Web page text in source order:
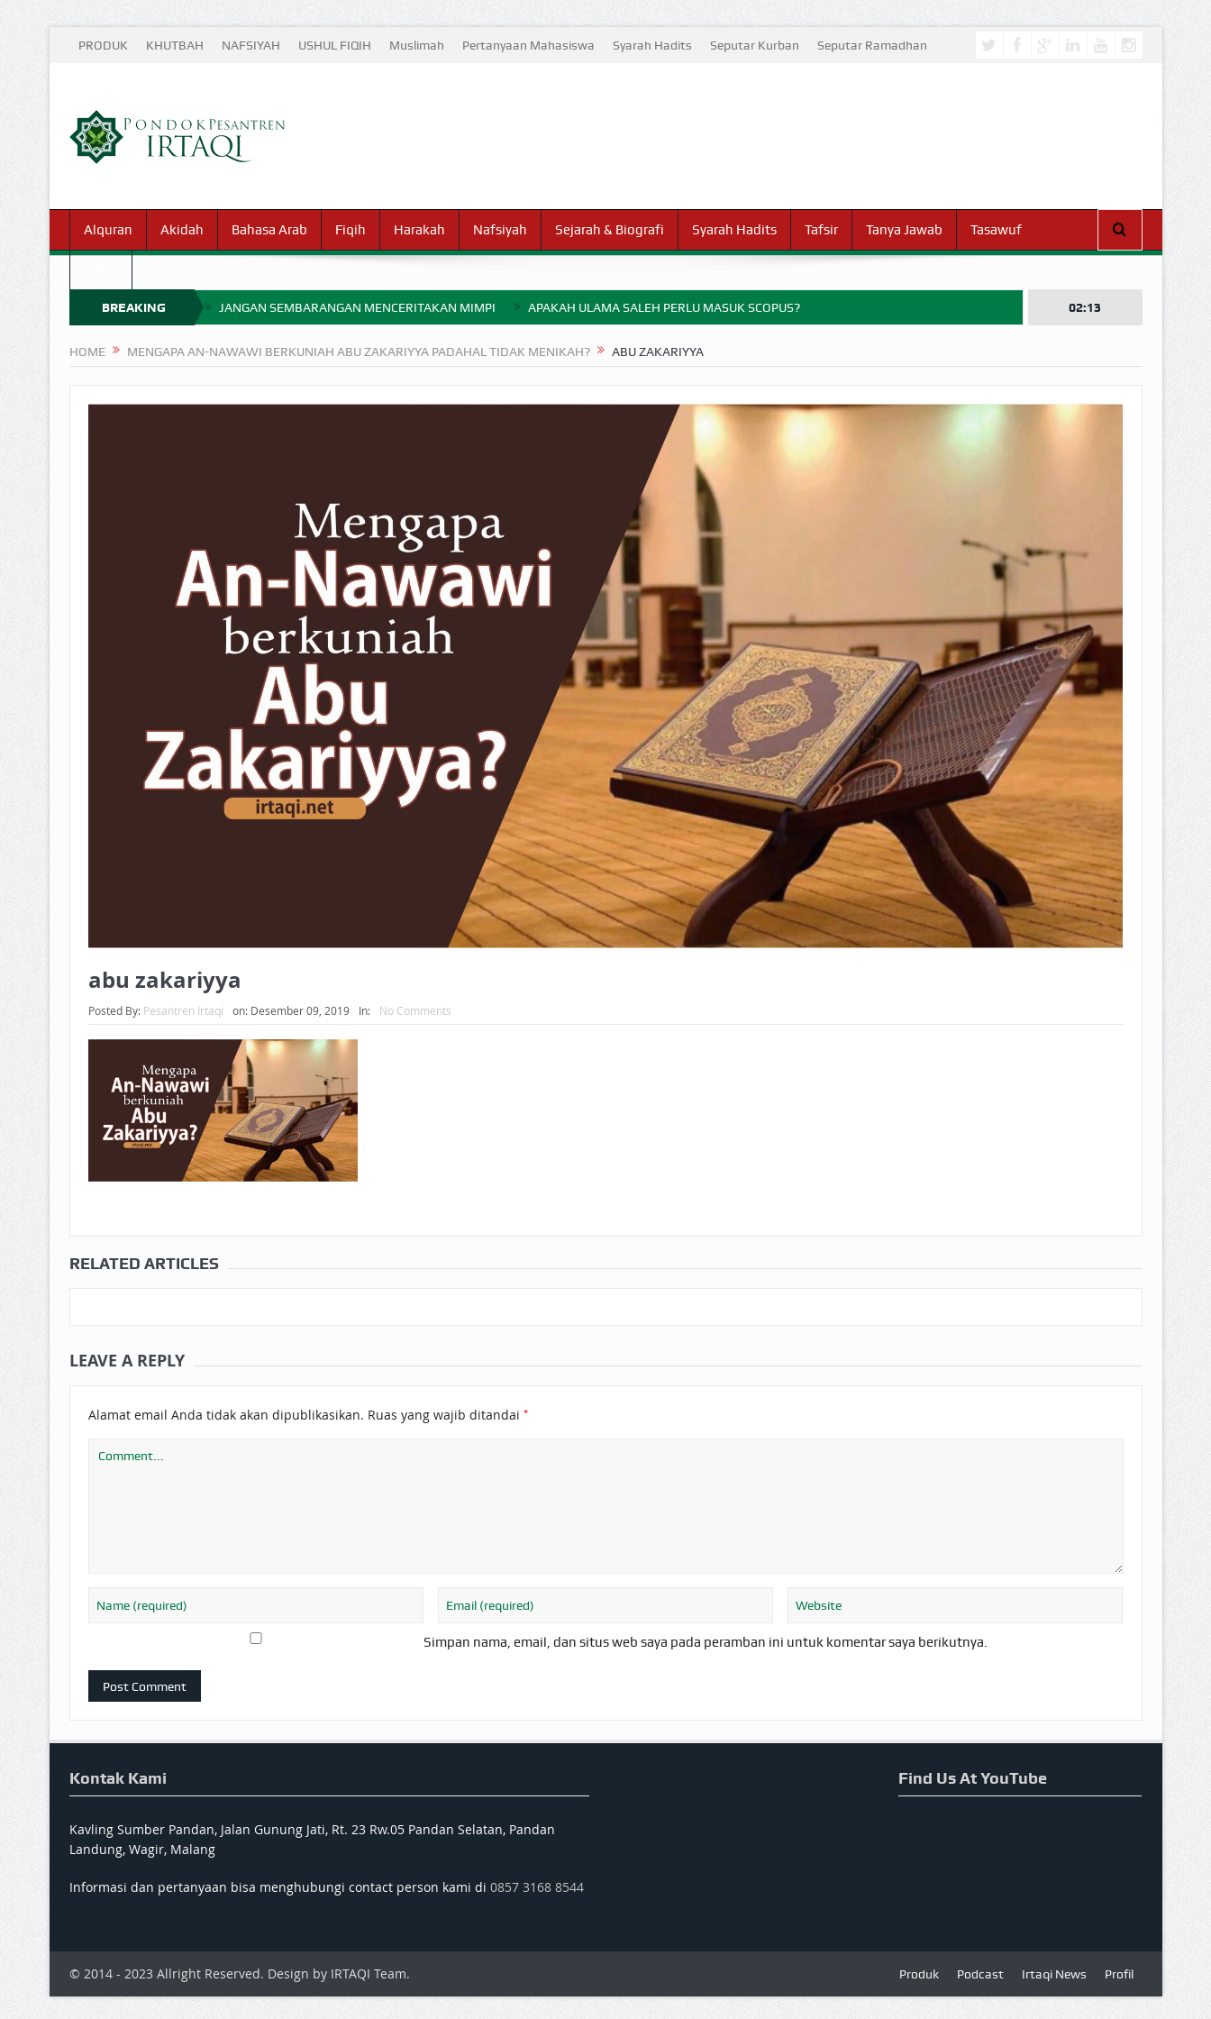
PRODUK KHUTBAH NAFSIYAH USHUL FIQIH Muslimah Pertanyaan Mahasiswa Syarah Hadits Seputar Kurban Seputar Ramadhan
Alquran Akidah Bahasa Arab Fiqih Harakah Nafsiyah Sejarah & Biografi Syarah Hadits Tafsir Tanya Jawab Tasawuf
BREAKING
NEWS
JANGAN SEMBARANGAN MENCERITAKAN MIMPI APAKAH ULAMA SALEH PERLU MASUK SCOPUS?
UANG HARAM BISA MENJADI HALAL JIKA SEBAB KEPEMILIKANNYA BERUBAH
HUKUM MEMBAYAR ZAKAT DENGAN CARA MENGANGSUR
02:13
HOME MENGAPA AN-NAWAWI BERKUNIAH ABU ZAKARIYYA PADAHAL TIDAK MENIKAH? ABU ZAKARIYYA
abu zakariyya
Posted By: Pesantren Irtaqi on: Desember 09, 2019 In: No Comments
RELATED ARTICLES
LEAVE A REPLY
Alamat email Anda tidak akan dipublikasikan. Ruas yang wajib ditandai *
Simpan nama, email, dan situs web saya pada peramban ini untuk komentar saya berikutnya.
Kontak Kami
Kavling Sumber Pandan, Jalan Gunung Jati, Rt. 23 Rw.05 Pandan Selatan, Pandan
Landung, Wagir, Malang
Informasi dan pertanyaan bisa menghubungi contact person kami di 0857 3168 8544
Find Us At YouTube
© 2014 - 2023 Allright Reserved. Design by IRTAQI Team. Produk Podcast Irtaqi News Profil